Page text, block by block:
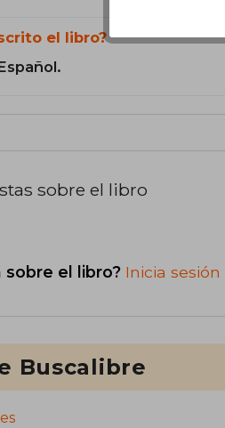
el libro?
sobre el libro
sobre el libro? Inicia sesión
Buscalibre